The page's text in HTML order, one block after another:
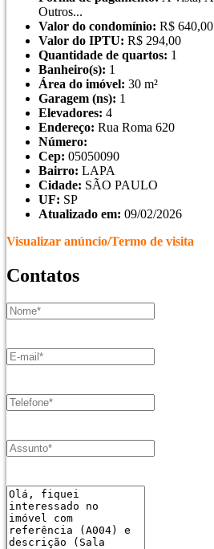
Outros...
Valor do condomínio: R$ 640,00
Valor do IPTU: R$ 294,00
Quantidade de quartos: 1
Banheiro(s): 1
Área do imóvel: 30 m²
Garagem (ns): 1
Elevadores: 4
Endereço: Rua Roma 620
Número:
Cep: 05050090
Bairro: LAPA
Cidade: SÃO PAULO
UF: SP
Atualizado em: 09/02/2026
Visualizar anúncio/Termo de visita
Contatos